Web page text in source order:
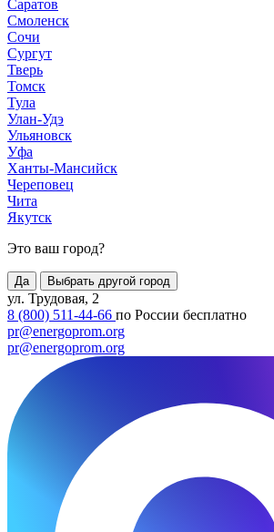
Саратов
Смоленск
Сочи
Сургут
Тверь
Томск
Тула
Улан-Удэ
Ульяновск
Уфа
Ханты-Мансийск
Череповец
Чита
Якутск
Это ваш город?
Да Выбрать другой город
ул. Трудовая, 2
8 (800) 511-44-66 по России бесплатно
pr@energoprom.org
pr@energoprom.org